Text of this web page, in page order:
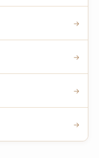
→
→
→
→